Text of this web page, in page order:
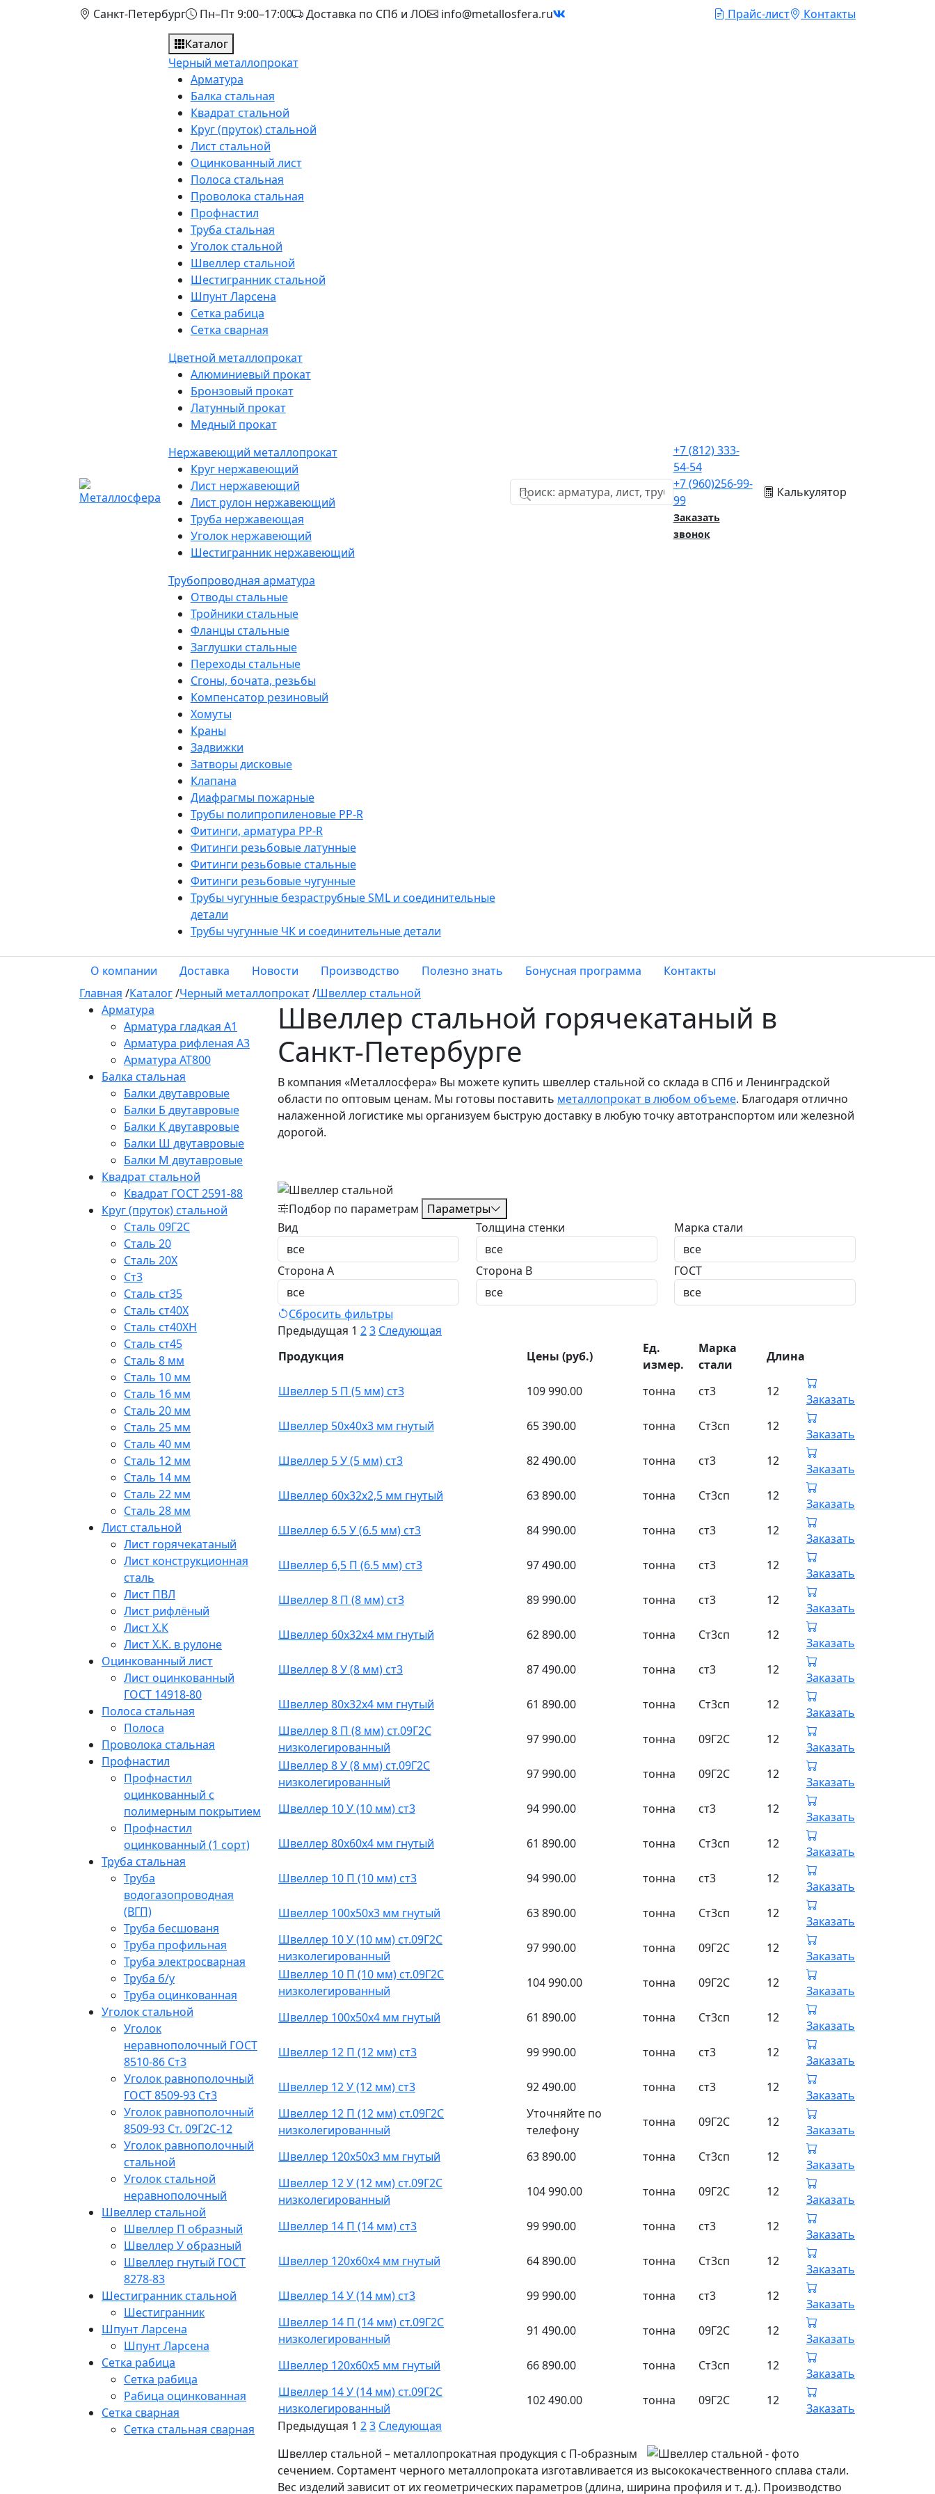
Санкт-Петербург Пн–Пт 9:00–17:00 Доставка по СПб и ЛО info@metallosfera.ru Прайс-лист
Контакты
Каталог
Черный металлопрокат
Арматура
Балка стальная
Квадрат стальной
Круг (пруток) стальной
Лист стальной
Оцинкованный лист
Полоса стальная
Проволока стальная
Профнастил
Труба стальная
Уголок стальной
Швеллер стальной
Шестигранник стальной
Шпунт Ларсена
Сетка рабица
Сетка сварная
Цветной металлопрокат
Алюминиевый прокат
Бронзовый прокат
Латунный прокат
Медный прокат
Нержавеющий металлопрокат
Круг нержавеющий
Лист нержавеющий
Лист рулон нержавеющий
Труба нержавеющая
Уголок нержавеющий
Шестигранник нержавеющий
Трубопроводная арматура
Отводы стальные
Тройники стальные
Фланцы стальные
Заглушки стальные
Переходы стальные
Сгоны, бочата, резьбы
Компенсатор резиновый
Хомуты
Краны
Задвижки
Затворы дисковые
Клапана
Диафрагмы пожарные
Трубы полипропиленовые PP-R
Фитинги, арматура PP-R
Фитинги резьбовые латунные
Фитинги резьбовые стальные
Фитинги резьбовые чугунные
Трубы чугунные безраструбные SML и соединительные
детали
Трубы чугунные ЧК и соединительные детали
+7(812)333-
54-54
+7(960)256-99-
99
Заказать
звонок
Калькулятор
О компании Доставка Новости Производство Полезно знать Бонусная программа
Контакты
Главная /Каталог/Черный металлопрокат/Швеллер стальной
Арматура
Арматура гладкая А1
Арматура рифленая А3
Арматура АТ800
Балка стальная
Балки двутавровые
Балки Б двутавровые
Балки К двутавровые
Балки Ш двутавровые
Балки М двутавровые
Квадрат стальной
Квадрат ГОСТ 2591-88
Круг (пруток) стальной
Сталь 09Г2С
Сталь 20
Сталь 20Х
Ст3
Сталь ст35
Сталь ст40Х
Сталь ст40ХН
Сталь ст45
Сталь 8 мм
Сталь 10 мм
Сталь 16 мм
Сталь 20 мм
Сталь 25 мм
Сталь 40 мм
Сталь 12 мм
Сталь 14 мм
Сталь 22 мм
Сталь 28 мм
Лист стальной
Лист горячекатаный
Лист конструкционная
сталь
Лист ПВЛ
Лист рифлёный
Лист Х.К
Лист Х.К. в рулоне
Оцинкованный лист
Лист оцинкованный
ГОСТ 14918-80
Полоса стальная
Полоса
Проволока стальная
Профнастил
Профнастил
оцинкованный с
полимерным покрытием
Профнастил
оцинкованный (1 сорт)
Труба стальная
Труба
водогазопроводная
(ВГП)
Труба бесшованя
Труба профильная
Труба электросварная
Труба б/у
Труба оцинкованная
Уголок стальной
Уголок
неравнополочный ГОСТ
8510-86 Ст3
Уголок равнополочный
ГОСТ 8509-93 Ст3
Уголок равнополочный
8509-93 Ст. 09Г2С-12
Уголок равнополочный
стальной
Уголок стальной
неравнополочный
Швеллер стальной
Швеллер П образный
Швеллер У образный
Швеллер гнутый ГОСТ
8278-83
Шестигранник стальной
Шестигранник
Шпунт Ларсена
Шпунт Ларсена
Сетка рабица
Сетка рабица
Рабица оцинкованная
Сетка сварная
Сетка стальная сварная
Швеллер стальной горячекатаный в
Санкт-Петербурге
В компания «Металлосфера» Вы можете купить швеллер стальной со склада в СПб и Ленинградской
области по оптовым ценам. Мы готовы поставить металлопрокат в любом объеме. Благодаря отлично
налаженной логистике мы организуем быструю доставку в любую точку автотранспортом или железной
дорогой.
Подбор по параметрам
Параметры
Вид
Толщина стенки Марка стали
Сторона A Сторона B ГОСТ
Сбросить фильтры
Предыдущая 1 23 Следующая
Продукция
Цены (руб.)
Ед.
измер.
Марка
стали
Длина
Швеллер 5 П (5 мм) ст3 109 990.00 тонна ст3 12
Заказать
Швеллер 50x40x3 мм гнутый
65 390.00 тонна Ст3сп 12
Заказать
Швеллер 5 У (5 мм) ст3
82 490.00 тонна ст3 12
Заказать
Швеллер 60x32x2,5 мм гнутый
63 890.00 тонна Ст3сп 12
Заказать
Швеллер 6.5 У (6.5 мм) ст3
84 990.00 тонна ст3 12
Заказать
Швеллер 6,5 П (6.5 мм) ст3
97 490.00 тонна ст3 12
Заказать
Швеллер 8 П (8 мм) ст3
89 990.00 тонна ст3 12
Заказать
Швеллер 60x32x4 мм гнутый
62 890.00 тонна Ст3сп 12
Заказать
Швеллер 8 У (8 мм) ст3
87 490.00 тонна ст3 12
Заказать
Швеллер 80x32x4 мм гнутый
61 890.00 тонна Ст3сп 12
Заказать
Швеллер 8 П (8 мм) ст.09Г2С
низколегированный
97 990.00 тонна 09Г2С 12
Заказать
Швеллер 8 У (8 мм) ст.09Г2С
низколегированный
97 990.00 тонна 09Г2С 12
Заказать
Швеллер 10 У (10 мм) ст3
94 990.00 тонна ст3 12
Заказать
Швеллер 80x60x4 мм гнутый
61 890.00 тонна Ст3сп 12
Заказать
Швеллер 10 П (10 мм) ст3
94 990.00 тонна ст3 12
Заказать
Швеллер 100x50x3 мм гнутый
63 890.00 тонна Ст3сп 12
Заказать
Швеллер 10 У (10 мм) ст.09Г2С
низколегированный
97 990.00 тонна 09Г2С 12
Заказать
Швеллер 10 П (10 мм) ст.09Г2С
низколегированный
104 990.00 тонна 09Г2С 12
Заказать
Швеллер 100x50x4 мм гнутый
61 890.00 тонна Ст3сп 12
Заказать
Швеллер 12 П (12 мм) ст3
99 990.00 тонна ст3 12
Заказать
Швеллер 12 У (12 мм) ст3
92 490.00 тонна ст3 12
Заказать
Швеллер 12 П (12 мм) ст.09Г2С
низколегированный
Уточняйте по
телефону
тонна 09Г2С 12
Заказать
Швеллер 120x50x3 мм гнутый
63 890.00 тонна Ст3сп 12
Заказать
Швеллер 12 У (12 мм) ст.09Г2С
низколегированный
104 990.00 тонна 09Г2С 12
Заказать
Швеллер 14 П (14 мм) ст3
99 990.00 тонна ст3 12
Заказать
Швеллер 120x60x4 мм гнутый
64 890.00 тонна Ст3сп 12
Заказать
Швеллер 14 У (14 мм) ст3
99 990.00 тонна ст3 12
Заказать
Швеллер 14 П (14 мм) ст.09Г2С
низколегированный
91 490.00 тонна 09Г2С 12
Заказать
Швеллер 120x60x5 мм гнутый
66 890.00 тонна Ст3сп 12
Заказать
Швеллер 14 У (14 мм) ст.09Г2С
низколегированный
102 490.00 тонна 09Г2С 12
Заказать
Предыдущая 1 23 Следующая
Швеллер стальной – металлопрокатная продукция с П-образным
сечением. Сортамент черного металлопроката изготавливается из высококачественного сплава стали.
Вес изделий зависит от их геометрических параметров (длина, ширина профиля и т. д.). Производство